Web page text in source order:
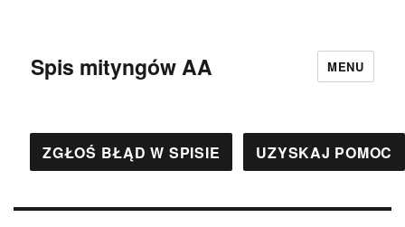
Spis mityngów AA MENU
ZGŁOŚ BŁĄD W SPISIE UZYSKAJ POMOC